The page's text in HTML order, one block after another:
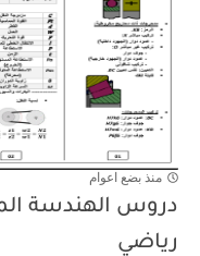
منذ بضع اعوام
رياضي